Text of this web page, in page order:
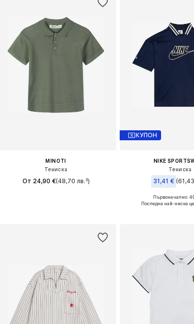
MINOTI
Тениска
От 24,90 €(48,70 лв.³)
КУПОН
NIKE
Тениска
31,41 €
Предлага се в
Първоначално:
Последна най-ниска